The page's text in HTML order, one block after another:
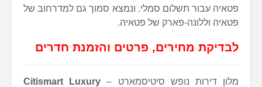
פטאיה עבור תשלום סמלי. ונמצא סמוך גם למדרחוב של
פטאיה וללונה-פארק של פטאיה.
לבדיקת מחירים, פרטים והזמנת חדרים
מלון דירות נופש סיטיסמארט – Citismart Luxury